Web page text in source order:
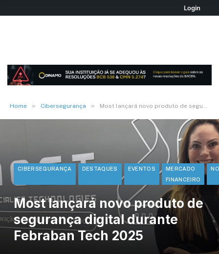
Login
Home » Cibersegurança » Most lançará novo produto de segurança digital durante Febraban Tech 2025
CIBERSEGURANÇA DESTAQUES EVENTOS
MERCADO
FINANCEIRO
Most lançará novo produto de
segurança digital durante
Febraban Tech 2025